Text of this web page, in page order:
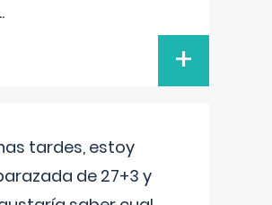
+
tardes, estoy
de 27+3 y